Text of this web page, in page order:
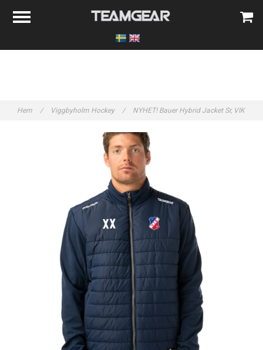
Hem / Viggbyholm Hockey / NYHET! Bauer Hybrid Jacket Sr, VIK